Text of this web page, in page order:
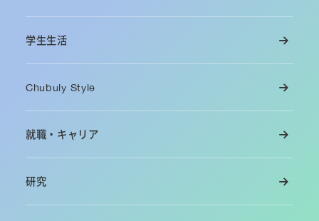
学生生活
Chubuly Style
就職・キャリア
研究